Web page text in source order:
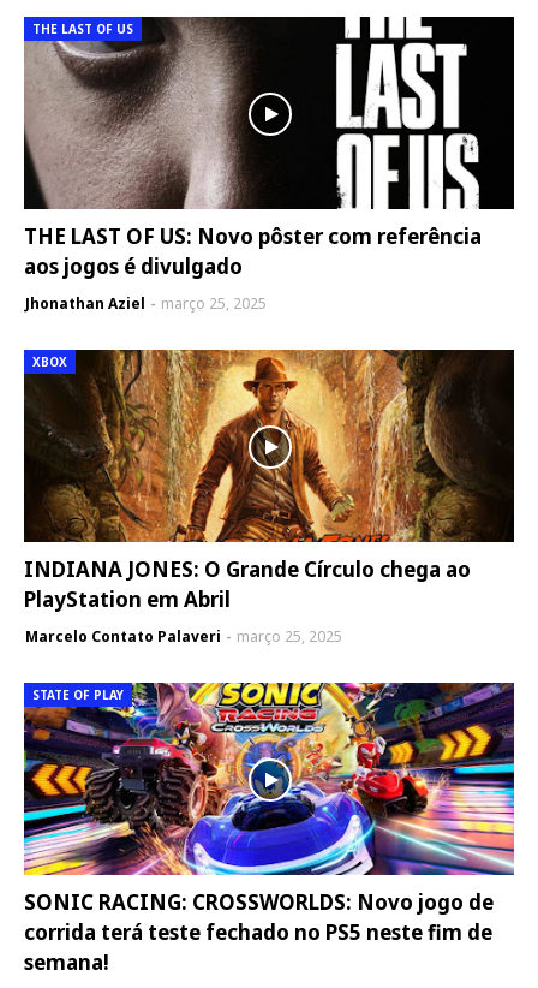
THE LAST OF US
THE LAST OF US: Novo pôster com referência
aos jogos é divulgado
Jhonathan Aziel março 25, 2025
XBOX
INDIANA JONES: O Grande Círculo chega ao
PlayStation em Abril
Marcelo Contato Palaveri março 25, 2025
STATE OF PLAY
SONIC RACING: CROSSWORLDS: Novo jogo de
corrida terá teste fechado no PS5 neste fim de
semana!